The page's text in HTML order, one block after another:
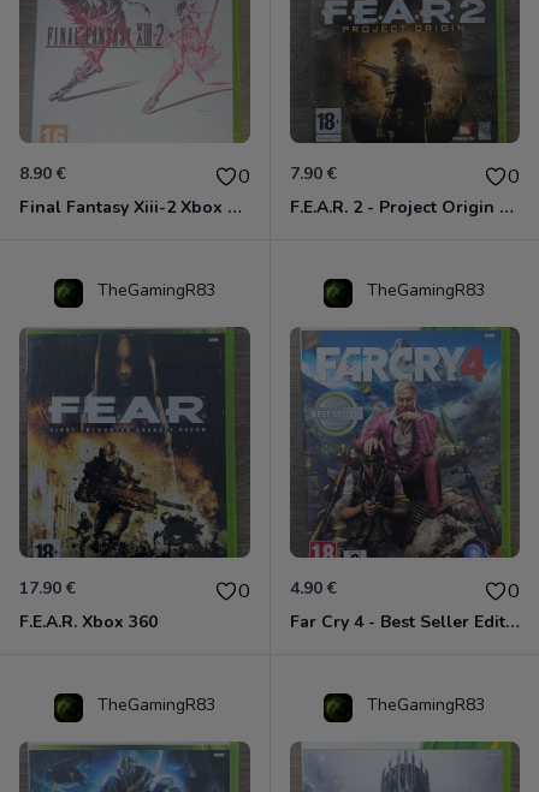
8.90 € 0
Final Fantasy Xiii-2 Xbox 360
7.90 € 0
F.E.A.R. 2 - Project Origin Xbox 360
TheGamingR83
17.90 € 0
F.E.A.R. Xbox 360
TheGamingR83
4.90 € 0
Far Cry 4 - Best Seller Edition Xbox 360
TheGamingR83 TheGamingR83